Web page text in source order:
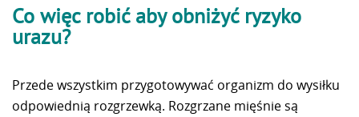
Co więc robić aby obniżyć ryzyko
urazu?
Przede wszystkim przygotowywać organizm do wysiłku
odpowiednią rozgrzewką. Rozgrzane mięśnie są